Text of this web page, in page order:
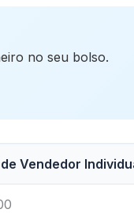
no seu bolso.
Vendedor